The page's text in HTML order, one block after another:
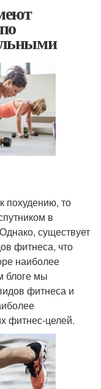
похудению, то
в
существует
фитнеса, что
наиболее
блоге мы
фитнеса и
фитнес-целей.